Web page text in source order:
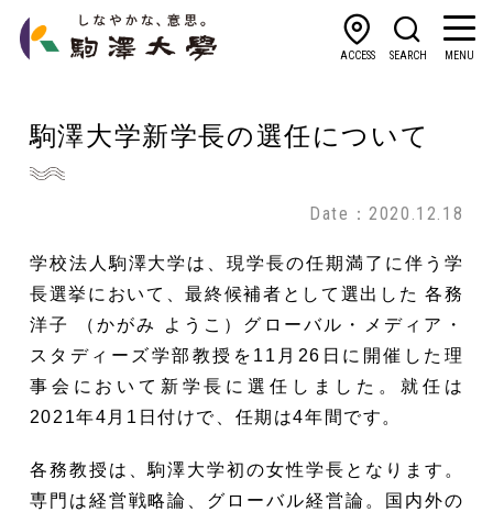
ACCESS SEARCH MENU
駒澤大学新学長の選任について
Date：2020.12.18
学校法人駒澤大学は、現学長の任期満了に伴う学
長選挙において、最終候補者として選出した 各務
洋子 （かがみ ようこ）グローバル・メディア・
スタディーズ学部教授を11月26日に開催した理
事会において新学長に選任しました。就任は
2021年4月1日付けで、任期は4年間です。
各務教授は、駒澤大学初の女性学長となります。
専門は経営戦略論、グローバル経営論。国内外の